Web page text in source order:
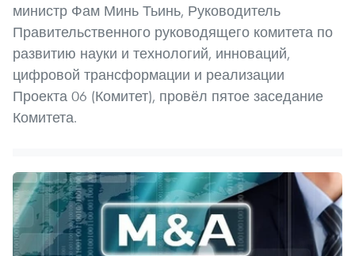
министр Фам Минь Тьинь, Руководитель
Правительственного руководящего комитета по
развитию науки и технологий, инноваций,
цифровой трансформации и реализации
Проекта 06 (Комитет), провёл пятое заседание
Комитета.